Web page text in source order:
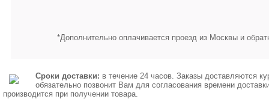
*Дополнительно оплачивается проезд из Москвы и
Сроки доставки: в течение 24 часов. Заказы доставляются
обязательно позвонит Вам для согласования времени
производится при получении товара.